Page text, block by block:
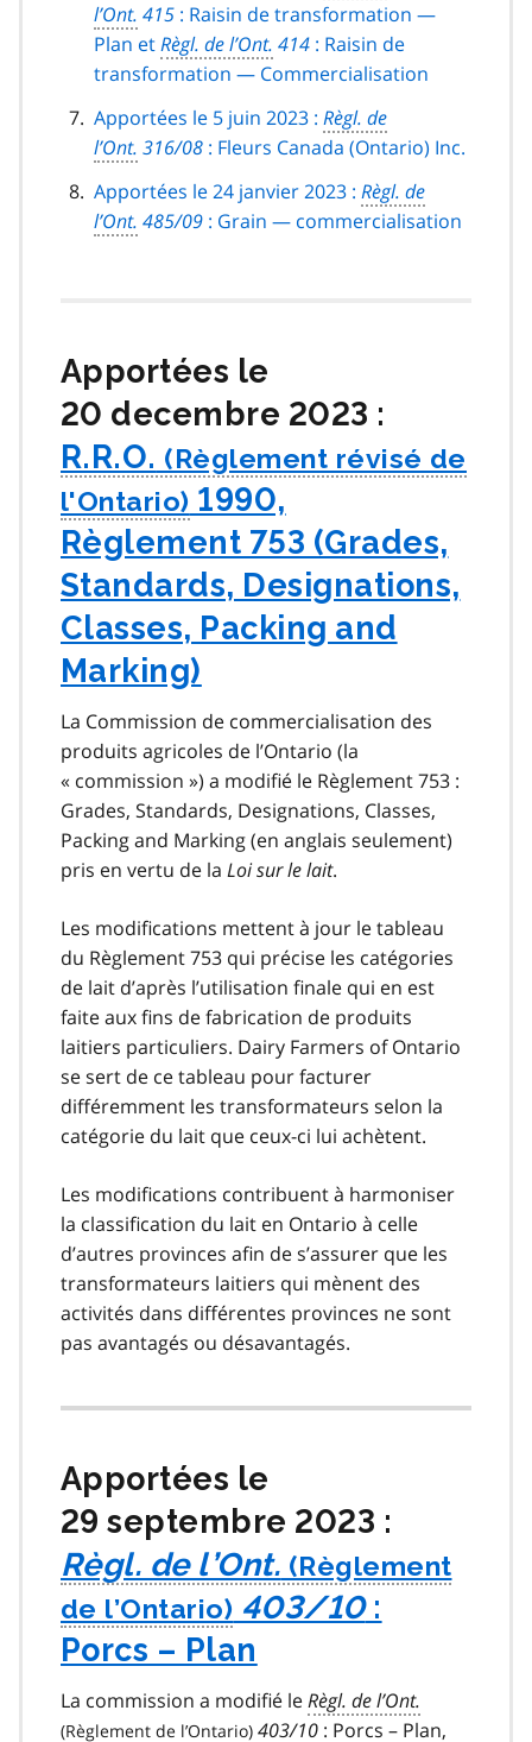
l’Ont. 415 : Raisin de transformation —
Plan etRègl. de l’Ont. 414 : Raisin de
transformation — Commercialisation
Apportées le 5 juin 2023 : Règl. de
l’Ont. 316/08 : Fleurs Canada (Ontario) Inc.
Apportées le 24 janvier 2023 : Règl. de
l’Ont. 485/09 : Grain — commercialisation
Apportées le
20 decembre 2023 :
R.R.O.
1990,
Règlement 753 (Grades,
Standards, Designations,
Classes, Packing and
Marking)
La Commission de commercialisation des
produits agricoles de l’Ontario (la
« commission ») a modifié le Règlement 753 :
Grades, Standards, Designations, Classes,
Packing and Marking (en anglais seulement)
pris en vertu de la Loi sur le lait.
Les modifications mettent à jour le tableau
du Règlement 753 qui précise les catégories
de lait d’après l’utilisation finale qui en est
faite aux fins de fabrication de produits
laitiers particuliers. Dairy Farmers of Ontario
se sert de ce tableau pour facturer
différemment les transformateurs selon la
catégorie du lait que ceux-ci lui achètent.
Les modifications contribuent à harmoniser
la classification du lait en Ontario à celle
d’autres provinces afin de s’assurer que les
transformateurs laitiers qui mènent des
activités dans différentes provinces ne sont
pas avantagés ou désavantagés.
Apportées le
29 septembre 2023 :
Règl. de l’Ont.
403/10:
Porcs – Plan
La commission a modifié leRègl. de l’Ont.
403/10 : Porcs – Plan,